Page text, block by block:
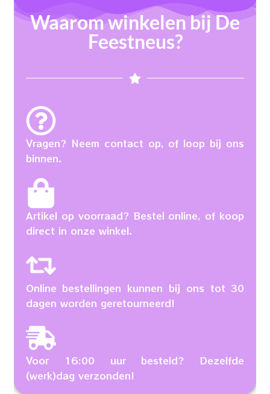
Waarom winkelen bij De
Feestneus?
Vragen? Neem contact op, of loop bij ons
binnen.
Artikel op voorraad? Bestel online, of koop
direct in onze winkel.
Online bestellingen kunnen bij ons tot 30
dagen worden geretourneerd!
Voor 16:00 uur besteld? Dezelfde
(werk)dag verzonden!